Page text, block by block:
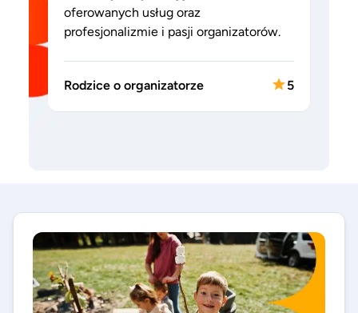
oferowanych usług oraz
profesjonalizmie i pasji organizatorów.
Rodzice o organizatorze 5